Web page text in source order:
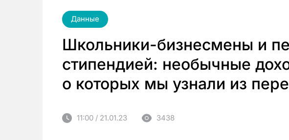
Данные
Школьники-бизнесмены и
стипендией: необычные
о которых мы узнали из
11:00 / 21.01.23 3438